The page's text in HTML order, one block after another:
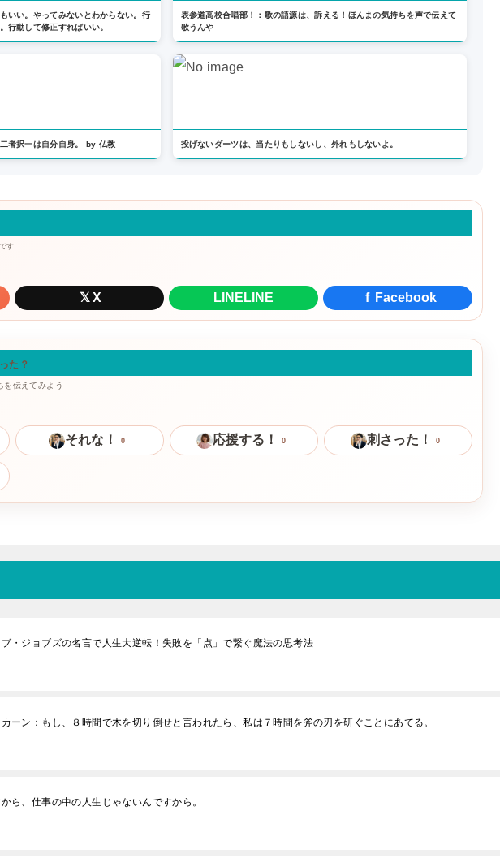
いい。やってみないとわからない。行
行動して修正すればいい。
表参道高校合唱部！：歌の語源は、訴える！ほんまの気持ちを声で伝えて
歌うんや
者択一は自分自身。 by 仏教 投げないダーツは、当たりもしないし、外れもしないよ。
す
𝕏 X LINE LINE f Facebook
た？
を伝えてみよう
それな！ 0 応援する！ 0 刺さった！ 0
ブ・ジョブズの名言で人生大逆転！失敗を「点」で繋ぐ魔法の思考法
ーン：もし、８時間で木を切り倒せと言われたら、私は７時間を斧の刃を研ぐことにあてる。
ら、仕事の中の人生じゃないんですから。